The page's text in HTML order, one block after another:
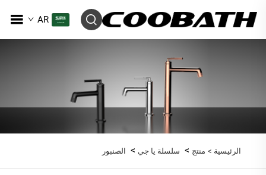
AR
الرئيسية > منتج > سلسلة يا جي > الصنبور